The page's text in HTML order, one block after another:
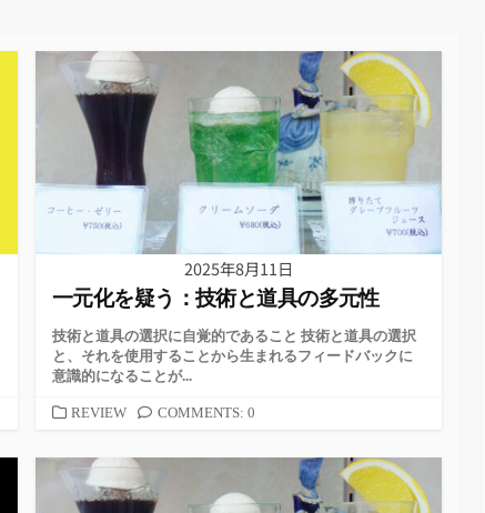
2025年8月11日
一元化を疑う：技術と道具の多元性
技術と道具の選択に自覚的であること 技術と道具の選択
と、それを使用することから生まれるフィードバックに
意識的になることが...
カ
ゴ
リ
ー
REVIEW COMMENTS: 0